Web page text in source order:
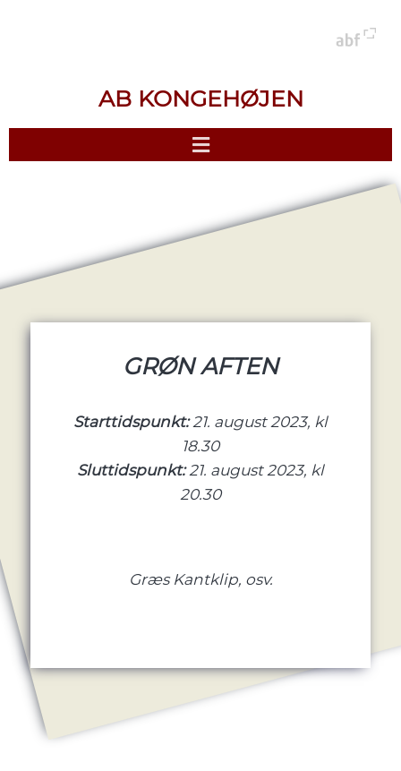
AB KONGEHØJEN
GRØN AFTEN
Starttidspunkt:21. august 2023, kl
18.30
Sluttidspunkt:21. august 2023, kl
20.30
Græs Kantklip, osv.